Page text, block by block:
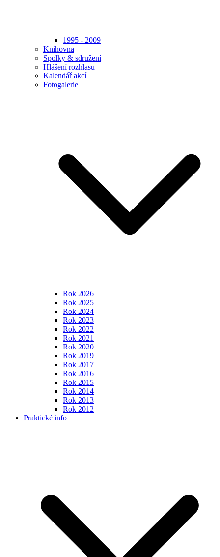
1995 - 2009
Knihovna
Spolky & sdružení
Hlášení rozhlasu
Kalendář akcí
Fotogalerie
Rok 2026
Rok 2025
Rok 2024
Rok 2023
Rok 2022
Rok 2021
Rok 2020
Rok 2019
Rok 2017
Rok 2016
Rok 2015
Rok 2014
Rok 2013
Rok 2012
Praktické info